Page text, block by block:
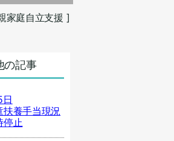
家庭自立支援 ]
の記事
養手当現況
停止